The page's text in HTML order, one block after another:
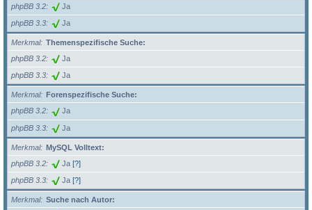
phpBB 3.2
Ja
phpBB 3.3 Ja
Merkmal
Themenspezifische Suche:
phpBB 3.2
Ja
phpBB 3.3 Ja
Merkmal
Forenspezifische Suche:
phpBB 3.2
Ja
phpBB 3.3 Ja
Merkmal
MySQL Volltext:
phpBB 3.2
Ja [?]
phpBB 3.3 Ja [?]
Merkmal
Suche nach Autor: